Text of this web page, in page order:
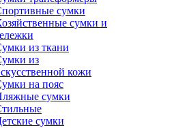
сумки
сумки и
из ткани
из
кожи
на пояс
сумки
сумки